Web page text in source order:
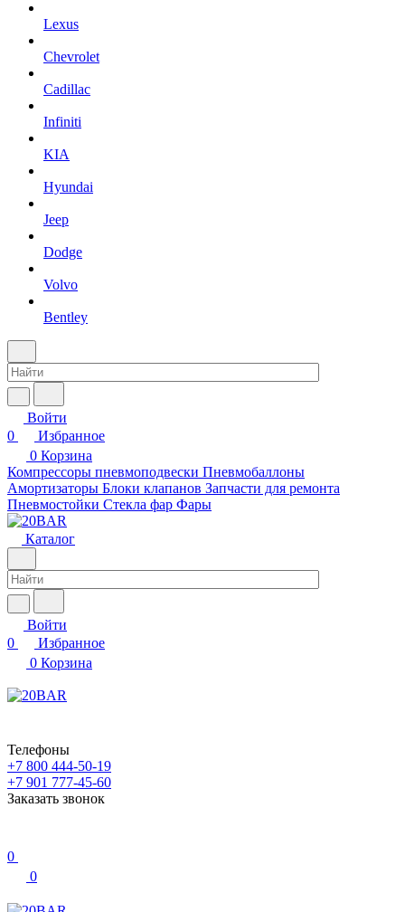
Lexus
Chevrolet
Cadillac
Infiniti
KIA
Hyundai
Jeep
Dodge
Volvo
Bentley
Войти
0
Избранное
0 Корзина
Компрессоры пневмоподвески Пневмобаллоны
Амортизаторы Блоки клапанов Запчасти для ремонта
Пневмостойки Стекла фар Фары
Каталог
Войти
0
Избранное
0 Корзина
Телефоны
+7 800 444-50-19
+7 901 777-45-60
Заказать звонок
0
0